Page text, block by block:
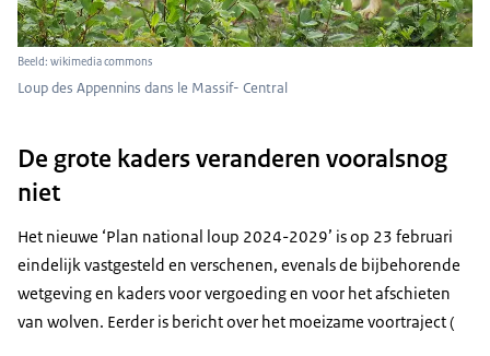
Beeld: wikimedia commons
Loup des Appennins dans le Massif- Central
De grote kaders veranderen vooralsnog
niet
Het nieuwe ‘Plan national loup 2024-2029’ is op 23 februari
eindelijk vastgesteld en verschenen, evenals de bijbehorende
wetgeving en kaders voor vergoeding en voor het afschieten
van wolven. Eerder is bericht over het moeizame voortraject (